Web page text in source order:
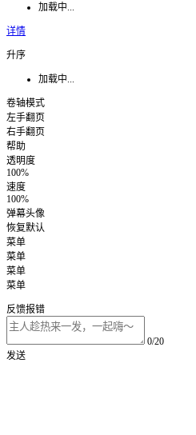
加载中...
详情
升序
加载中...
卷轴模式
左手翻页
右手翻页
帮助
透明度
100%
速度
100%
弹幕头像
恢复默认
菜单
菜单
菜单
菜单
反馈报错
0/20
发送